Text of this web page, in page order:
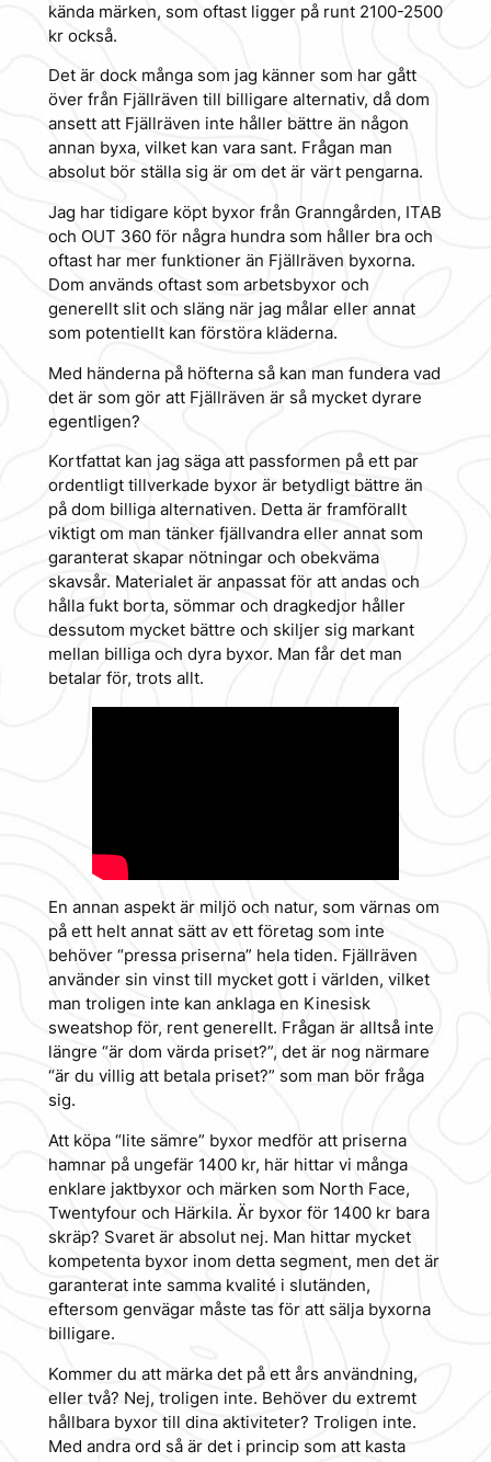
kända märken, som oftast ligger på runt 2100-2500
kr också.
Det är dock många som jag känner som har gått
över från Fjällräven till billigare alternativ, då dom
ansett att Fjällräven inte håller bättre än någon
annan byxa, vilket kan vara sant. Frågan man
absolut bör ställa sig är om det är värt pengarna.
Jag har tidigare köpt byxor från Granngården, ITAB
och OUT 360 för några hundra som håller bra och
oftast har mer funktioner än Fjällräven byxorna.
Dom används oftast som arbetsbyxor och
generellt slit och släng när jag målar eller annat
som potentiellt kan förstöra kläderna.
Med händerna på höfterna så kan man fundera vad
det är som gör att Fjällräven är så mycket dyrare
egentligen?
Kortfattat kan jag säga att passformen på ett par
ordentligt tillverkade byxor är betydligt bättre än
på dom billiga alternativen. Detta är framförallt
viktigt om man tänker fjällvandra eller annat som
garanterat skapar nötningar och obekväma
skavsår. Materialet är anpassat för att andas och
hålla fukt borta, sömmar och dragkedjor håller
dessutom mycket bättre och skiljer sig markant
mellan billiga och dyra byxor. Man får det man
betalar för, trots allt.
En annan aspekt är miljö och natur, som värnas om
på ett helt annat sätt av ett företag som inte
behöver “pressa priserna” hela tiden. Fjällräven
använder sin vinst till mycket gott i världen, vilket
man troligen inte kan anklaga en Kinesisk
sweatshop för, rent generellt. Frågan är alltså inte
längre “är dom värda priset?”, det är nog närmare
“är du villig att betala priset?” som man bör fråga
sig.
Att köpa “lite sämre” byxor medför att priserna
hamnar på ungefär 1400 kr, här hittar vi många
enklare jaktbyxor och märken som North Face,
Twentyfour och Härkila. Är byxor för 1400 kr bara
skräp? Svaret är absolut nej. Man hittar mycket
kompetenta byxor inom detta segment, men det är
garanterat inte samma kvalité i slutänden,
eftersom genvägar måste tas för att sälja byxorna
billigare.
Kommer du att märka det på ett års användning,
eller två? Nej, troligen inte. Behöver du extremt
hållbara byxor till dina aktiviteter? Troligen inte.
Med andra ord så är det i princip som att kasta